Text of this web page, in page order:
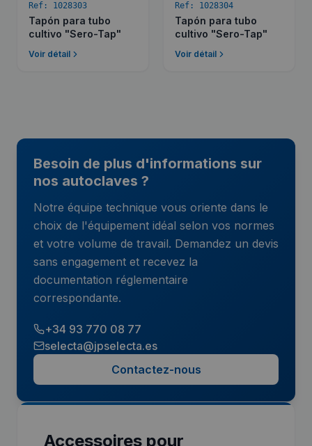
Ref: 1028303
Tapón para tubo
cultivo "Sero-Tap"
Voir détail
Ref: 1028304
Tapón para tubo
cultivo "Sero-Tap"
Voir détail
Besoin de plus d'informations sur
nos autoclaves ?
Notre équipe technique vous oriente dans le
choix de l'équipement idéal selon vos normes
et votre volume de travail. Demandez un devis
sans engagement et recevez la
documentation réglementaire
correspondante.
+34 93 770 08 77
selecta@jpselecta.es
Contactez-nous
Accessoires pour